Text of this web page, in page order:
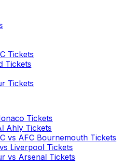
Tickets
Tickets
Tickets
Tickets
Ahly Tickets
vs AFC Bournemouth Tickets
vs Liverpool Tickets
vs Arsenal Tickets